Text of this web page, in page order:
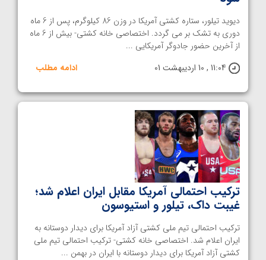
دیوید تیلور، ستاره کشتی آمریکا در وزن 86 کیلوگرم، پس از 6 ماه
دوری به تشک بر می گردد. اختصاصی خانه کشتی- بیش از 6 ماه
از آخرین حضور جادوگر آمریکایی ...
11:04 , 10 اردیبهشت 01
ادامه مطلب
ترکیب احتمالی آمریکا مقابل ایران اعلام شد؛
غیبت داک، تیلور و استیوسون
ترکیب احتمالی تیم ملی کشتی آزاد آمریکا برای دیدار دوستانه به
ایران اعلام شد. اختصاصی خانه کشتی- ترکیب احتمالی تیم ملی
کشتی آزاد آمریکا برای دیدار دوستانه با ایران در بهمن ...